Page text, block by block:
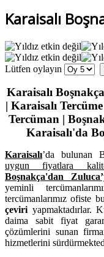
Karaisalı
Lütfen oylayın
Karaisalı
| Karaisalı
Tercüman |
Karaisalı'da
Karaisalı’da bulunan
uygun fiyatlara
Boşnakça'dan
yeminli
tercümanlarımız ofiste
çeviri yapmaktadırlar.
daima sabit fiyat
çözümlerini sunan
hizmetlerini